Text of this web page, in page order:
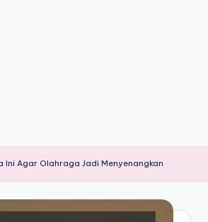
Ini Agar Olahraga Jadi Menyenangkan